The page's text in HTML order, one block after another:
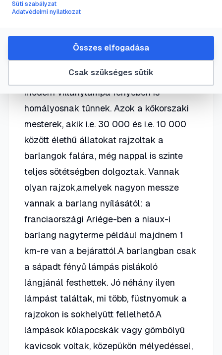
#barlangrajzok
A dél-franciaországi és a dél-
spanyolországi barlangrajzok még a
modern villanylámpa fényében is
homályosnak tűnnek. Azok a kőkorszaki
mesterek, akik i.e. 30 000 és i.e. 10 000
között élethű állatokat rajzoltak a
barlangok falára, még nappal is szinte
teljes sötétségben dolgoztak. Vannak
olyan rajzok,amelyek nagyon messze
vannak a barlang nyílásától: a
franciaországi Ariége-ben a niaux-i
barlang nagyterme például majdnem 1
km-re van a bejárattól.A barlangban csak
a sápadt fényű lámpás pislákoló
lángjánál festhettek. Jó néhány ilyen
lámpást találtak, mi több, füstnyomuk a
rajzokon is sokhelyütt fellelhető.A
lámpások kőlapocskák vagy gömbölyű
kavicsok voltak, közepükön mélyedéssel,
Süti szabályzat
Adatvédelmi nyilatkozat
Csak szükséges sütik
Összes elfogadása